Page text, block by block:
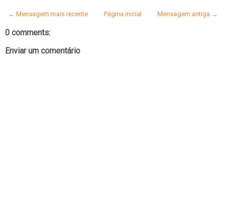
← Mensagem mais recente Mensagem antiga →
Página inicial
0 comments:
Enviar um comentário